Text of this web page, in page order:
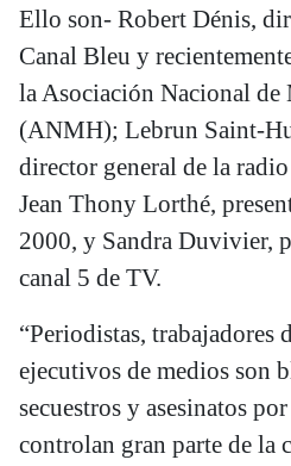
Ello son- Robert Dénis,
Canal Bleu y
la Asociación Nacional de
(ANMH); Lebrun Saint-
director general de la
Jean Thony Lorthé,
2000, y Sandra Duvivier,
canal 5 de TV.
“Periodistas, trabajadores
ejecutivos de medios son
secuestros y asesinatos
controlan gran parte de la